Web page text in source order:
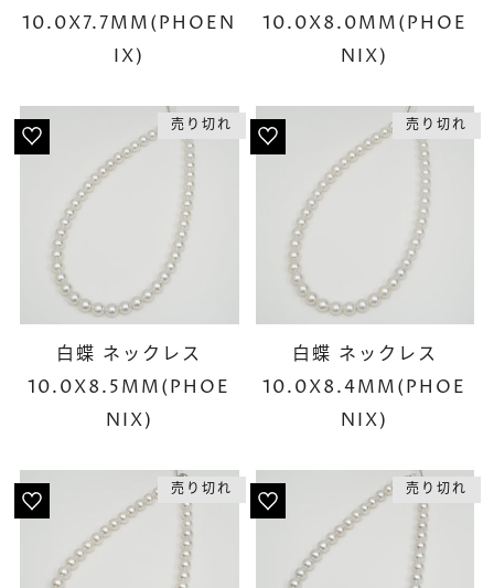
10.0X7.7MM(PHOEN
IX)
10.0X8.0MM(PHOE
NIX)
売り切れ
白蝶 ネックレス
10.0X8.5MM(PHOE
NIX)
売り切れ
白蝶 ネックレス
10.0X8.4MM(PHOE
NIX)
売り切れ 売り切れ